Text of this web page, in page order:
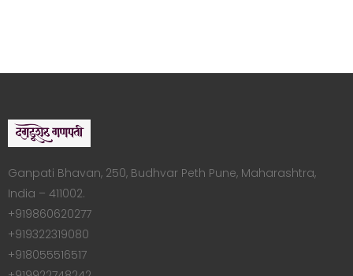
Ganpati Bhavan, 250, Budhvar Peth Pune, Maharashtra,
India – 411002.
+919860620277
+919322319080
+918055516517